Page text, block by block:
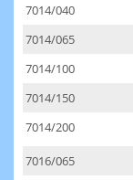
7014/040
7014/065
7014/100
7014/150
7014/200
7016/065